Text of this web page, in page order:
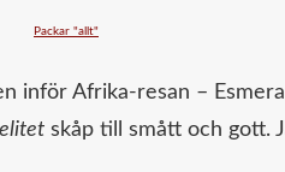
inför Afrika-resan –
skåp till smått och gott.